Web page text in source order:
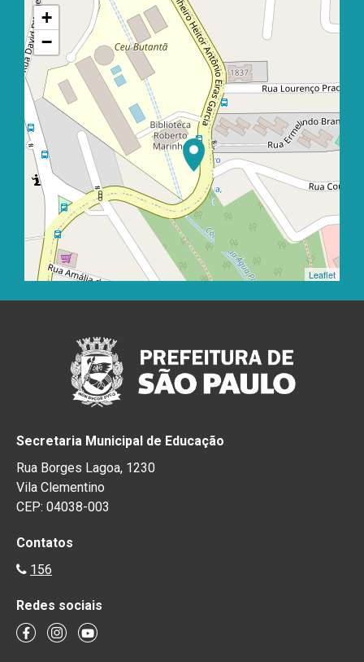
+
−
Leaflet
Secretaria Municipal de Educação
Rua Borges Lagoa, 1230
Vila Clementino
CEP: 04038-003
Contatos
156
Redes sociais